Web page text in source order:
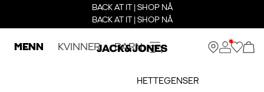
BACK AT IT | SHOP NÅ
BACK AT IT | SHOP NÅ
MENN KVINNER BARN
HETTEGENSER